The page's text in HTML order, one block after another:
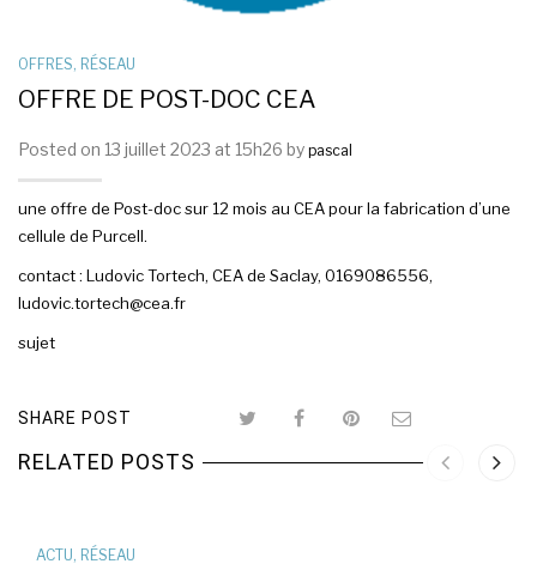
OFFRES, RÉSEAU
OFFRE DE POST-DOC CEA
Posted on 13 juillet 2023 at 15h26 by pascal
une offre de Post-doc sur 12 mois au CEA pour la fabrication d’une
cellule de Purcell.
contact : Ludovic Tortech, CEA de Saclay, 0169086556,
ludovic.tortech@cea.fr
sujet
SHARE POST
RELATED POSTS
ACTU RÉSEAU